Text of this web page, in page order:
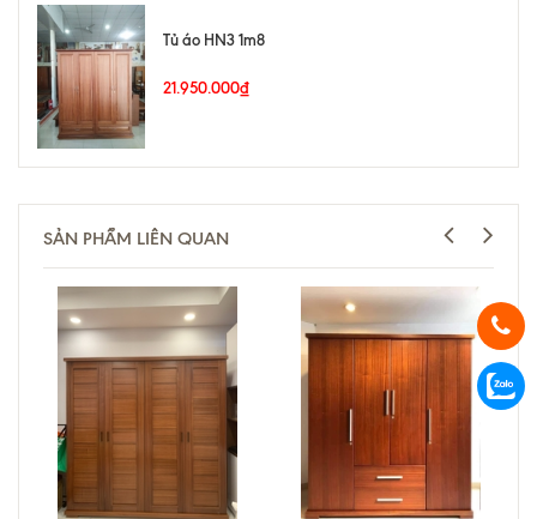
Tủ áo HN3 1m8
21.950.000₫
SẢN PHẨM LIÊN QUAN